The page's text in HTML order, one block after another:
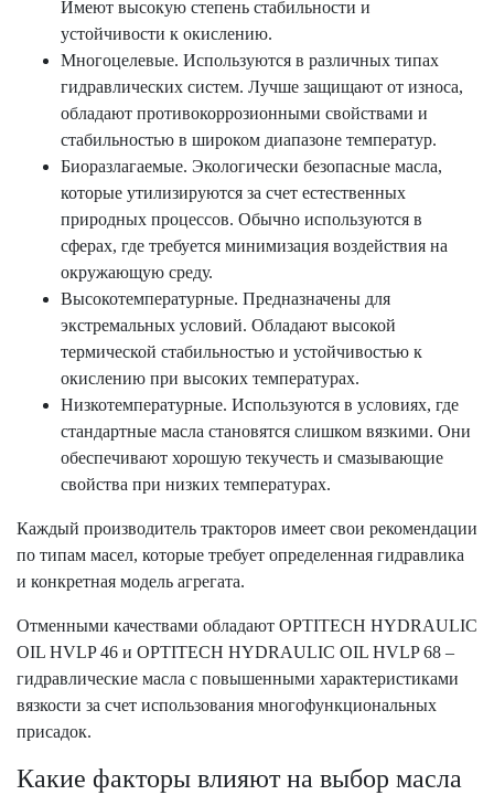
Имеют высокую степень стабильности и
устойчивости к окислению.
Многоцелевые. Используются в различных типах
гидравлических систем. Лучше защищают от износа,
обладают противокоррозионными свойствами и
стабильностью в широком диапазоне температур.
Биоразлагаемые. Экологически безопасные масла,
которые утилизируются за счет естественных
природных процессов. Обычно используются в
сферах, где требуется минимизация воздействия на
окружающую среду.
Высокотемпературные. Предназначены для
экстремальных условий. Обладают высокой
термической стабильностью и устойчивостью к
окислению при высоких температурах.
Низкотемпературные. Используются в условиях, где
стандартные масла становятся слишком вязкими. Они
обеспечивают хорошую текучесть и смазывающие
свойства при низких температурах.
Каждый производитель тракторов имеет свои рекомендации
по типам масел, которые требует определенная гидравлика
и конкретная модель агрегата.
Отменными качествами обладают OPTITECH HYDRAULIC
OIL HVLP 46 и OPTITECH HYDRAULIC OIL HVLP 68 –
гидравлические масла с повышенными характеристиками
вязкости за счет использования многофункциональных
присадок.
Какие факторы влияют на выбор масла